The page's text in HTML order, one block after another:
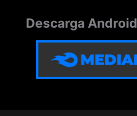
Descarga Android